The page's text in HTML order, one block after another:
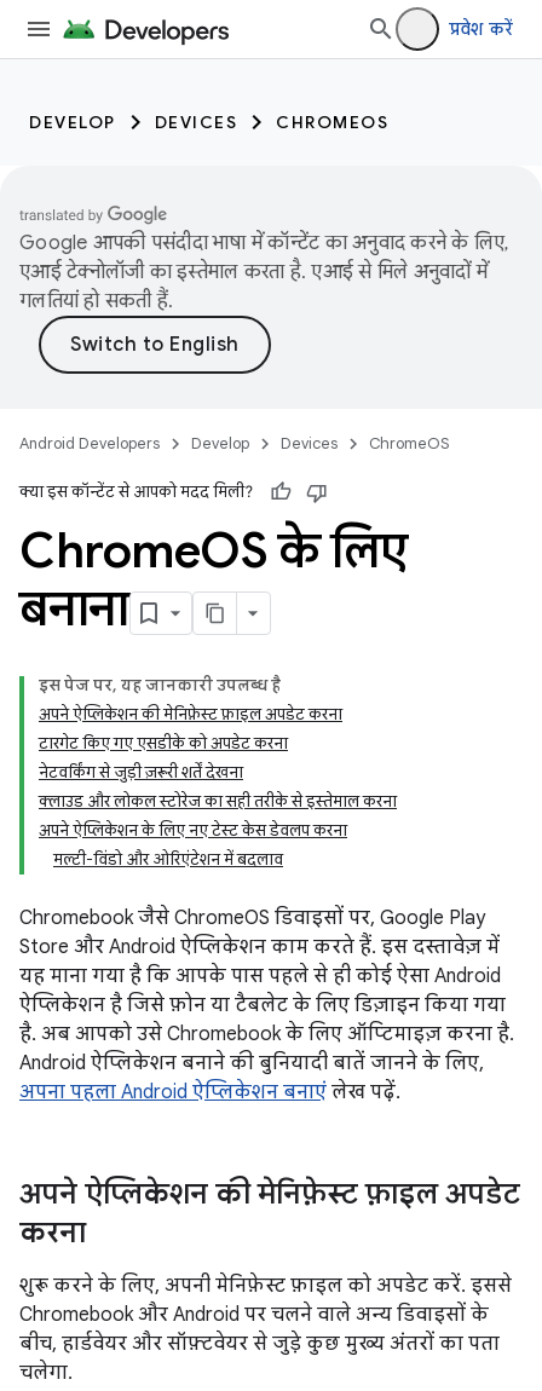
प्रवेश करें
DEVELOP DEVICES CHROMEOS
Google आपकी पसंदीदा भाषा में कॉन्टेंट का अनुवाद करने के लिए,
एआई टेक्नोलॉजी का इस्तेमाल करता है. एआई से मिले अनुवादों में
गलतियां हो सकती हैं.
Android Developers Develop Devices ChromeOS
क्या इस कॉन्टेंट से आपको मदद मिली?
ChromeOS के लिए
बनाना
इस पेज पर, यह जानकारी उपलब्ध है
अपने ऐप्लिकेशन की मेनिफ़ेस्ट फ़ाइल अपडेट करना
टारगेट किए गए एसडीके को अपडेट करना
नेटवर्किंग से जुड़ी ज़रूरी शर्तें देखना
क्लाउड और लोकल स्टोरेज का सही तरीके से इस्तेमाल करना
अपने ऐप्लिकेशन के लिए नए टेस्ट केस डेवलप करना
मल्टी-विंडो और ओरिएंटेशन में बदलाव
Chromebook जैसे ChromeOS डिवाइसों पर, Google Play
Store और Android ऐप्लिकेशन काम करते हैं. इस दस्तावेज़ में
यह माना गया है कि आपके पास पहले से ही कोई ऐसा Android
ऐप्लिकेशन है जिसे फ़ोन या टैबलेट के लिए डिज़ाइन किया गया
है. अब आपको उसे Chromebook के लिए ऑप्टिमाइज़ करना है.
Android ऐप्लिकेशन बनाने की बुनियादी बातें जानने के लिए,
अपना पहला Android ऐप्लिकेशन बनाएं लेख पढ़ें.
अपने ऐप्लिकेशन की मेनिफ़ेस्ट फ़ाइल अपडेट
करना
शुरू करने के लिए, अपनी मेनिफ़ेस्ट फ़ाइल को अपडेट करें. इससे
Chromebook और Android पर चलने वाले अन्य डिवाइसों के
बीच, हार्डवेयर और सॉफ़्टवेयर से जुड़े कुछ मुख्य अंतरों का पता
चलेगा.